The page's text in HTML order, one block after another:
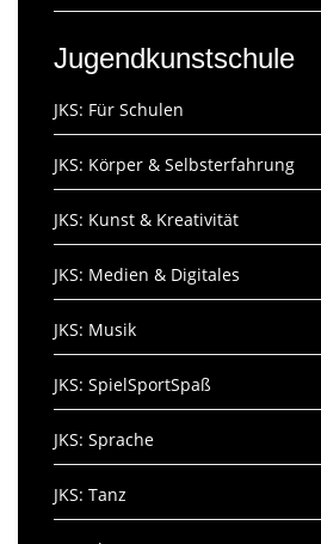
Jugendkunstschule
JKS: Für Schulen
JKS: Körper & Selbsterfahrung
JKS: Kunst & Kreativität
JKS: Medien & Digitales
JKS: Musik
JKS: SpielSportSpaß
JKS: Sprache
JKS: Tanz